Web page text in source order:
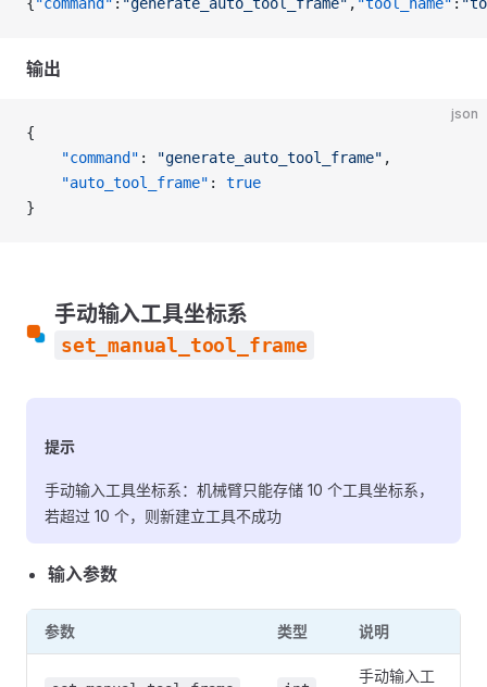
输出
json
{
    "command"
: "generate_auto_tool_frame" ,
    "auto_tool_frame"
: true
}
手动输入工具坐标系
set_manual_tool_frame
提示
手动输入工具坐标系：机械臂只能存储 10 个工具坐标系，
若超过 10 个，则新建立工具不成功
输入参数
参数 类型 说明
手动输入工